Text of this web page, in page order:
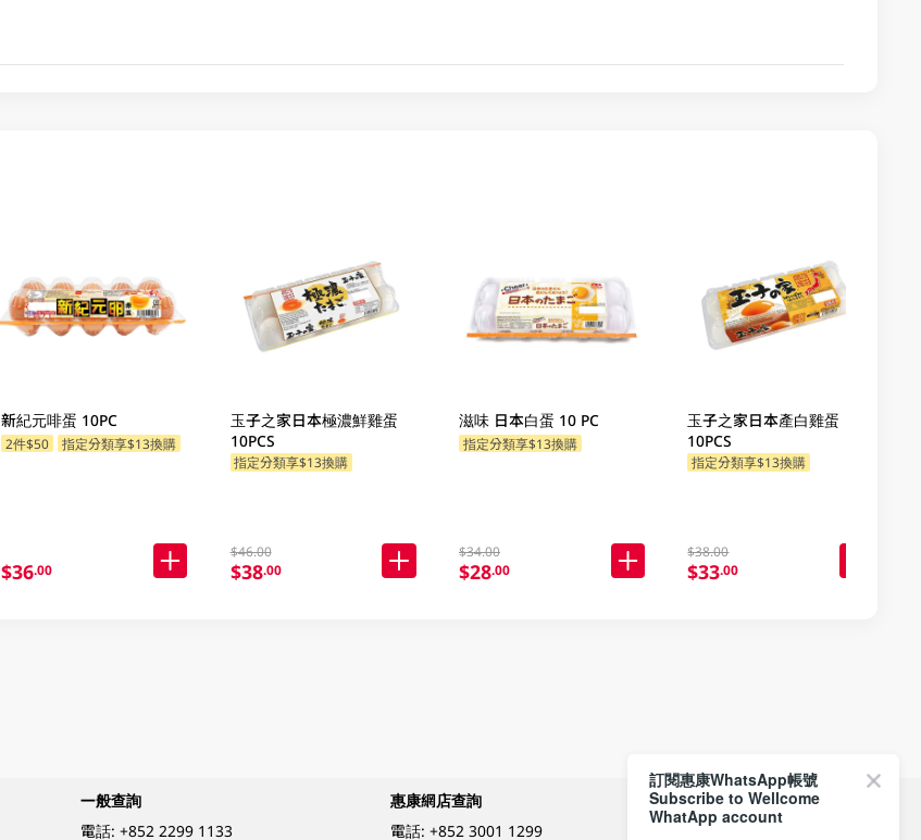
新紀元啡蛋 10PC
2件$50 指定分類享$13換購
$36.00
玉子之家日本極濃鮮雞蛋
10PCS
指定分類享$13換購
$46.00
$38.00
滋味 日本白蛋 10 PC
指定分類享$13換購
$34.00
$28.00
玉子之家日本產白雞蛋
10PCS
指定分類享$13換購
$38.00
$33.00
一般查詢
電話: +852 2299 1133
惠康網店查詢
電話: +852 3001 1299
付款方式
訂閱惠康WhatsApp帳號
Subscribe to Wellcome
WhatApp account